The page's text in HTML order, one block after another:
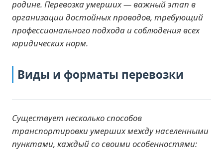
родине. Перевозка умерших — важный этап в
организации достойных проводов, требующий
профессионального подхода и соблюдения всех
юридических норм.
Виды и форматы перевозки
Существует несколько способов
транспортировки умерших между населенными
пунктами, каждый со своими особенностями: